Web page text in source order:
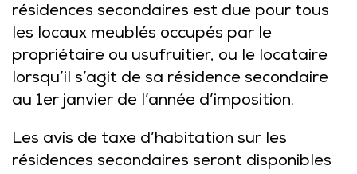
résidences secondaires est due pour tous
les locaux meublés occupés par le
propriétaire ou usufruitier, ou le locataire
lorsqu’il s’agit de sa résidence secondaire
au 1er janvier de l’année d’imposition.
Les avis de taxe d’habitation sur les
résidences secondaires seront disponibles